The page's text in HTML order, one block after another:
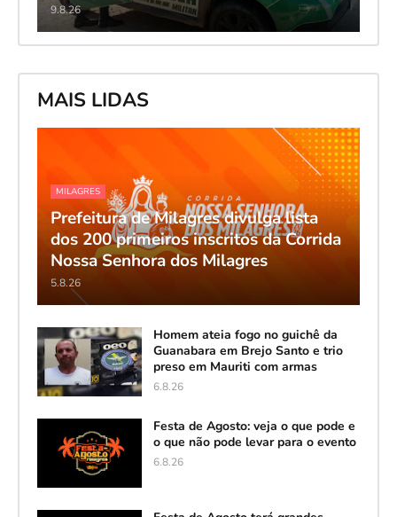
9.8.26
MAIS LIDAS
MILAGRES
Prefeitura de Milagres divulga lista
dos 200 primeiros inscritos da Corrida
Nossa Senhora dos Milagres
5.8.26
Homem ateia fogo no guichê da
Guanabara em Brejo Santo e trio
preso em Mauriti com armas
6.8.26
Festa de Agosto: veja o que pode e
o que não pode levar para o evento
6.8.26